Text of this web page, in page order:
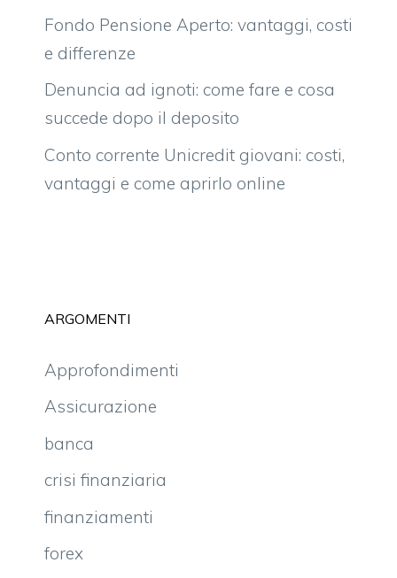
Fondo Pensione Aperto: vantaggi, costi
e differenze
Denuncia ad ignoti: come fare e cosa
succede dopo il deposito
Conto corrente Unicredit giovani: costi,
vantaggi e come aprirlo online
ARGOMENTI
Approfondimenti
Assicurazione
banca
crisi finanziaria
finanziamenti
forex